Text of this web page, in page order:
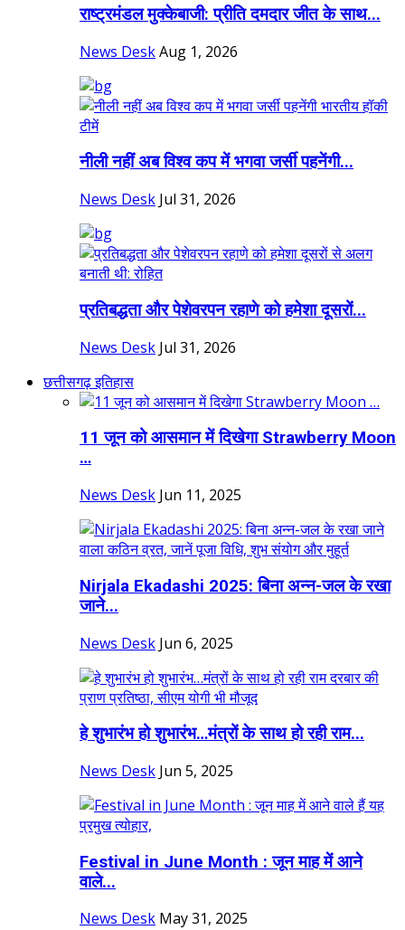
राष्ट्रमंडल मुक्केबाजी: प्रीति दमदार जीत के साथ...
News DeskAug 1, 2026
नीली नहीं अब विश्व कप में भगवा जर्सी पहनेंगी...
News Desk Jul 31, 2026
प्रतिबद्धता और पेशेवरपन रहाणे को हमेशा दूसरों...
News Desk Jul 31, 2026
छत्तीसगढ़ इतिहास
11 जून को आसमान में दिखेगा Strawberry Moon
…
News Desk Jun 11, 2025
Nirjala Ekadashi 2025: बिना अन्न-जल के रखा
जाने...
News Desk Jun 6, 2025
हे शुभारंभ हो शुभारंभ…मंत्रों के साथ हो रही राम...
News Desk Jun 5, 2025
Festival in June Month : जून माह में आने
वाले...
News Desk May 31, 2025